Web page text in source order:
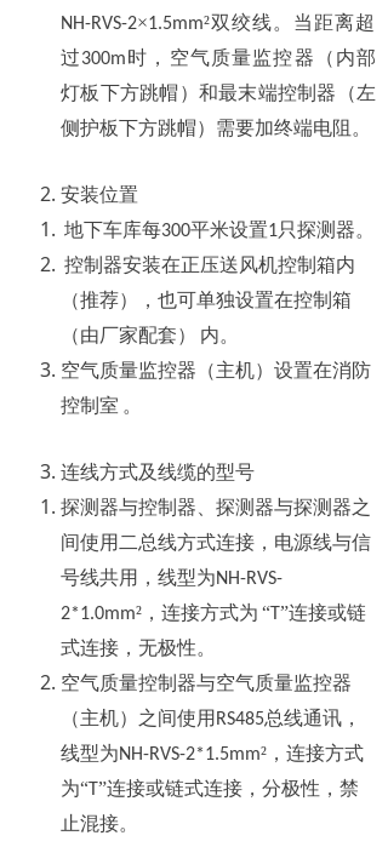
NH-RVS-2×1.5mm²双绞线。当距离超
过300m时，空气质量监控器（内部
灯板下方跳帽）和最末端控制器（左
侧护板下方跳帽）需要加终端电阻。
安装位置
地下车库每300平米设置1只探测器。
控制器安装在正压送风机控制箱内
（推荐），也可单独设置在控制箱
（由厂家配套）
内。
空气质量监控器（主机）设置在消防
控制室 。
连线方式及线缆的型号
探测器与控制器、探测器与探测器之
间使用二总线方式连接，电源线与信
号线共用，线型为NH-RVS-
2*1.0mm²，连接方式为 “ ”连接或链
式连接，无极性。
空气质量控制器与空气质量监控器
（主机）之间使用 RS485总线通讯，
线型为NH-RVS-2*1.5mm²，连接方式
为“ ”连接或链式连接，分极性，禁
止混接。